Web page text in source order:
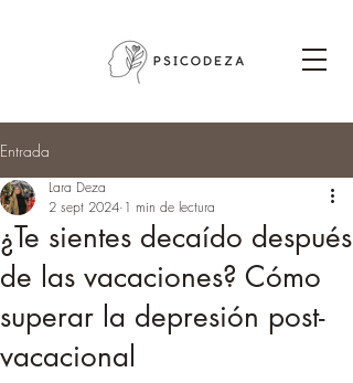
Entrada
¿Te sientes decaído después
de las vacaciones? Cómo
superar la depresión post-
vacacional
Lara Deza
2 sept 2024 1 min de lectura